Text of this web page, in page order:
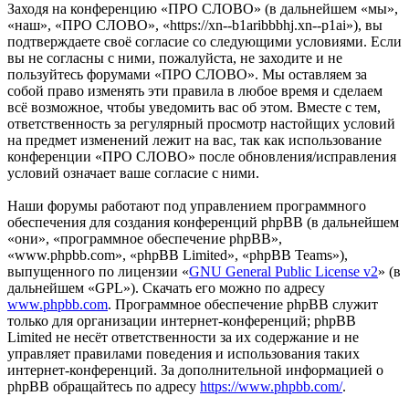
Заходя на конференцию «ПРО СЛОВО» (в дальнейшем «мы»,
«наш», «ПРО СЛОВО», «https://xn--b1aribbbhj.xn--p1ai»), вы
подтверждаете своё согласие со следующими условиями. Если
вы не согласны с ними, пожалуйста, не заходите и не
пользуйтесь форумами «ПРО СЛОВО». Мы оставляем за
собой право изменять эти правила в любое время и сделаем
всё возможное, чтобы уведомить вас об этом. Вместе с тем,
ответственность за регулярный просмотр настойщих условий
на предмет изменений лежит на вас, так как использование
конференции «ПРО СЛОВО» после обновления/исправления
условий означает ваше согласие с ними.
Наши форумы работают под управлением программного
обеспечения для создания конференций phpBB (в дальнейшем
«они», «программное обеспечение phpBB»,
«www.phpbb.com», «phpBB Limited», «phpBB Teams»),
выпущенного по лицензии «GNU General Public License v2» (в
дальнейшем «GPL»). Скачать его можно по адресу
www.phpbb.com. Программное обеспечение phpBB служит
только для организации интернет-конференций; phpBB
Limited не несёт ответственности за их содержание и не
управляет правилами поведения и использования таких
интернет-конференций. За дополнительной информацией о
phpBB обращайтесь по адресу https://www.phpbb.com/.